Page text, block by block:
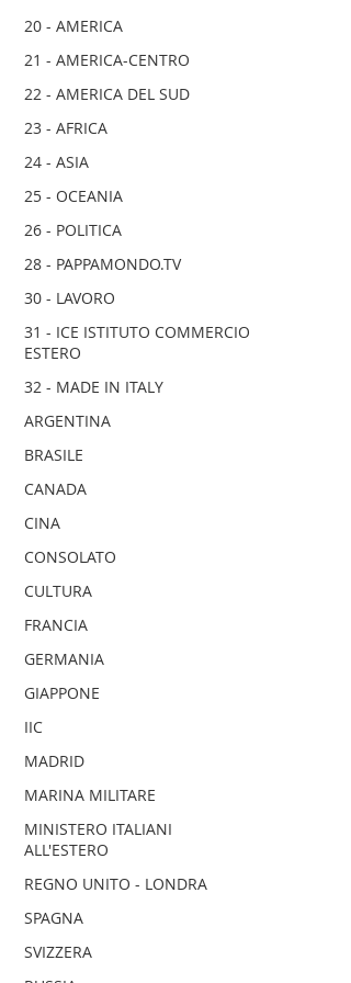
20 - AMERICA
21 - AMERICA-CENTRO
22 - AMERICA DEL SUD
23 - AFRICA
24 - ASIA
25 - OCEANIA
26 - POLITICA
28 - PAPPAMONDO.TV
30 - LAVORO
31 - ICE ISTITUTO COMMERCIO
ESTERO
32 - MADE IN ITALY
ARGENTINA
BRASILE
CANADA
CINA
CONSOLATO
CULTURA
FRANCIA
GERMANIA
GIAPPONE
IIC
MADRID
MARINA MILITARE
MINISTERO ITALIANI
ALL'ESTERO
REGNO UNITO - LONDRA
SPAGNA
SVIZZERA